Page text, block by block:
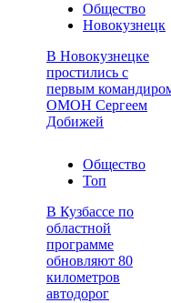
Общество
Новокузнецк
В Новокузнецке
простились с
первым
ОМОН Сергеем
Добижей
Общество
Топ
В Кузбассе по
областной
программе
обновляют 80
километров
автодорог